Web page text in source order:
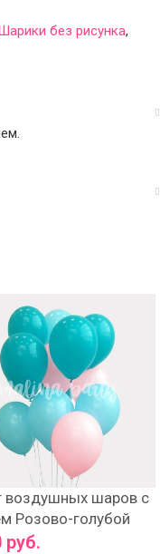
без рисунка,
воздушных шаров с
Розово-голубой
руб.